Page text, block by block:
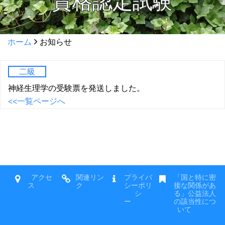
ホーム お知らせ
二級
神経生理学の受験票を発送しました。
<<一覧ページへ
アクセ
ス
関連リン
ク
プライバ
シーポリ
シ
ー
「国と特に密
接な関係があ
る」公益法人
の該当性につ
いて